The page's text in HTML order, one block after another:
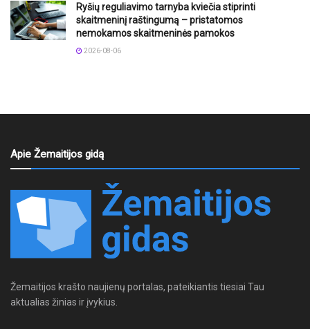
Ryšių reguliavimo tarnyba kviečia stiprinti
skaitmeninį raštingumą – pristatomos
nemokamos skaitmeninės pamokos
2026-08-06
Apie Žemaitijos gidą
Žemaitijos krašto naujienų portalas, pateikiantis tiesiai Tau
aktualias žinias ir įvykius.